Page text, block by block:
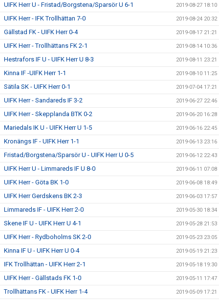
UIFK Herr U - Fristad/Borgstena/Sparsör U 6-1 2019-08-27 18:10
UIFK Herr - IFK Trollhättan 7-0 2019-08-24 20:32
Gällstad FK - UIFK Herr 0-4 2019-08-17 21:21
UIFK Herr - Trollhättans FK 2-1 2019-08-14 10:36
Hestrafors IF U - UIFK Herr U 8-3 2019-08-11 23:21
Kinna IF -UIFK Herr 1-1 2019-08-10 11:25
Sätila SK - UIFK Herr 0-1 2019-07-04 17:21
UIFK Herr - Sandareds IF 3-2 2019-06-27 22:46
UIFK Herr - Skepplanda BTK 0-2 2019-06-20 16:28
Mariedals IK U - UIFK Herr U 1-5 2019-06-16 22:45
Kronängs IF - UIFK Herr 1-1 2019-06-13 23:16
Fristad/Borgstena/Sparsör U - UIFK Herr U 0-5 2019-06-12 22:43
UIFK Herr U - Limmareds IF U 8-0 2019-06-11 07:08
UIFK Herr - Göta BK 1-0 2019-06-08 18:49
UIFK Herr Gerdskens BK 2-3 2019-06-03 17:57
Limmareds IF - UIFK Herr 2-0 2019-05-30 18:34
Skene IF U - UIFK Herr U 4-1 2019-05-28 21:53
UIFK Herr - Rydboholms SK 2-0 2019-05-23 23:05
Kinna IF U - UIFK Herr U 0-4 2019-05-19 21:23
IFK Trollhättan - UIFK Herr 2-1 2019-05-18 19:30
UIFK Herr - Gällstads FK 1-0 2019-05-11 17:47
Trollhättans FK - UIFK Herr 1-4 2019-05-09 17:21